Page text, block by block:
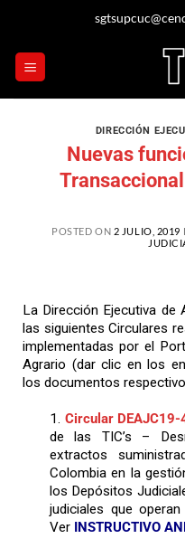
DIRECCIÓN
Nuevas
POSTED ON 2 JULIO, 2019
La Dirección Ejecutiva de
las siguientes Circulares
implementadas por el
Agrario (dar clic en los
los documentos
1. Circular DEAJC19-
de las TIC’s –
extractos
Colombia en la
los Depósitos
judiciales que
Ver
INSTRUCTIVO